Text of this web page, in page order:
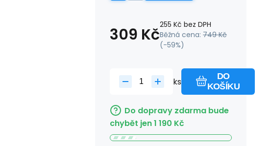
309 Kč255 Kč bez DPH
Běžná cena: 749 Kč
(-59%)
ks
DO
KOŠÍKU
Do dopravy zdarma bude
chybět jen1 190 Kč